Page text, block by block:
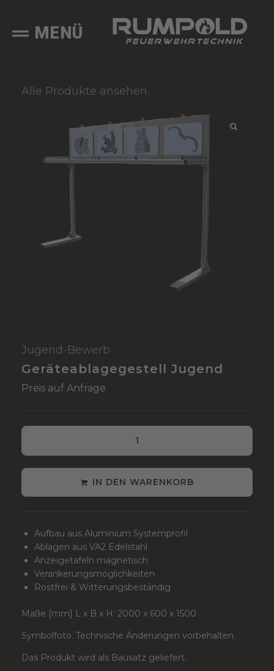
MENÜ
Alle Produkte ansehen
Jugend-Bewerb
Geräteablagegestell Jugend
Preis auf Anfrage
IN DEN WARENKORB
Aufbau aus Aluminium Systemprofil
Ablagen aus VA2 Edelstahl
Anzeigetafeln magnetisch
Verankerungsmöglichkeiten
Rostfrei & Witterungsbeständig
Maße [mm] L x B x H: 2000 x 600 x 1500
Symbolfoto. Technische Änderungen vorbehalten.
Das Produkt wird als Bausatz geliefert.